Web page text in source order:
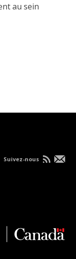
au sein
Suivez-nous